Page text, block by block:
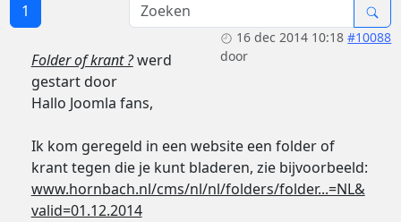
1
16 dec 2014 10:18 #10088
door
Folder of krant ?werd
gestart door
Hallo Joomla fans,
Ik kom geregeld in een website een folder of
krant tegen die je kunt bladeren, zie bijvoorbeeld:
www.hornbach.nl/cms/nl/nl/folders/folder...=NL&
valid=01.12.2014